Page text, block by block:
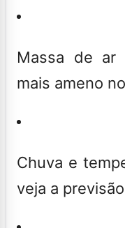
Massa de ar
mais ameno
Chuva e
veja a